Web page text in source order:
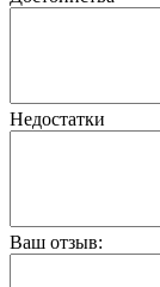
Недостатки
Ваш отзыв: